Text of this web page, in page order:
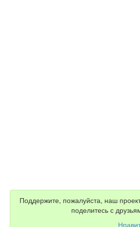
Поддержите, пожалуйста, наш
поделитесь с